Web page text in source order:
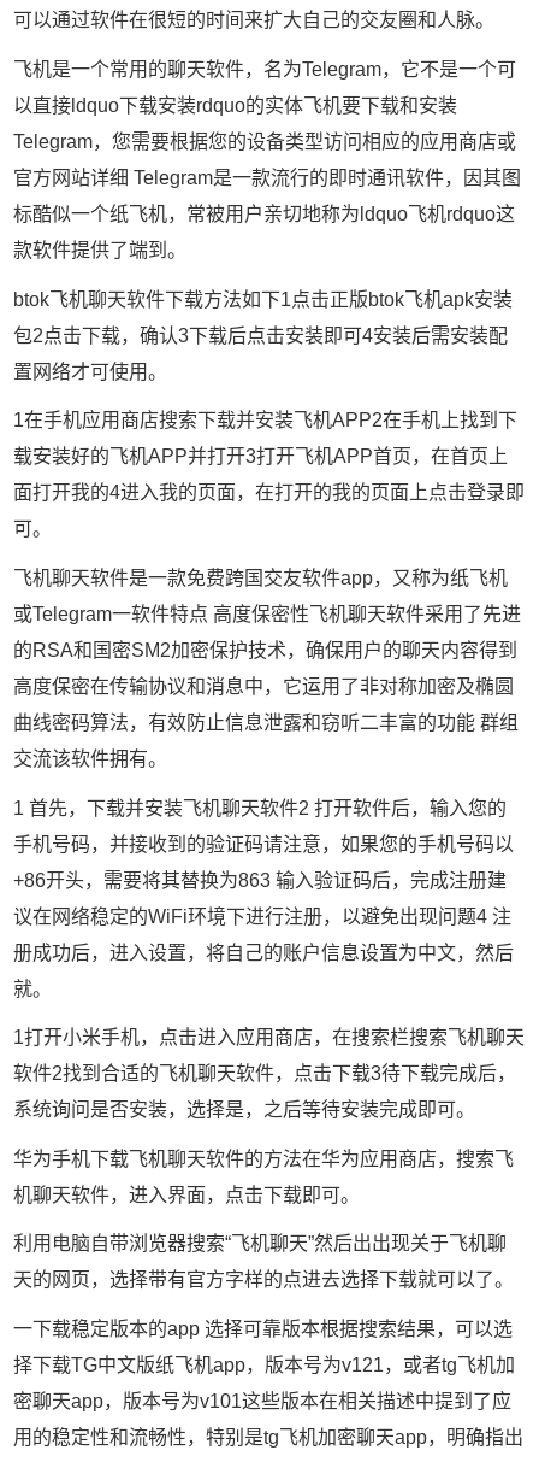
可以通过软件在很短的时间来扩大自己的交友圈和人脉。
飞机是一个常用的聊天软件，名为Telegram，它不是一个可
以直接ldquo下载安装rdquo的实体飞机要下载和安装
Telegram，您需要根据您的设备类型访问相应的应用商店或
官方网站详细 Telegram是一款流行的即时通讯软件，因其图
标酷似一个纸飞机，常被用户亲切地称为ldquo飞机rdquo这
款软件提供了端到。
btok飞机聊天软件下载方法如下1点击正版btok飞机apk安装
包2点击下载，确认3下载后点击安装即可4安装后需安装配
置网络才可使用。
1在手机应用商店搜索下载并安装飞机APP2在手机上找到下
载安装好的飞机APP并打开3打开飞机APP首页，在首页上
面打开我的4进入我的页面，在打开的我的页面上点击登录即
可。
飞机聊天软件是一款免费跨国交友软件app，又称为纸飞机
或Telegram一软件特点 高度保密性飞机聊天软件采用了先进
的RSA和国密SM2加密保护技术，确保用户的聊天内容得到
高度保密在传输协议和消息中，它运用了非对称加密及椭圆
曲线密码算法，有效防止信息泄露和窃听二丰富的功能 群组
交流该软件拥有。
1 首先，下载并安装飞机聊天软件2 打开软件后，输入您的
手机号码，并接收到的验证码请注意，如果您的手机号码以
+86开头，需要将其替换为863 输入验证码后，完成注册建
议在网络稳定的WiFi环境下进行注册，以避免出现问题4 注
册成功后，进入设置，将自己的账户信息设置为中文，然后
就。
1打开小米手机，点击进入应用商店，在搜索栏搜索飞机聊天
软件2找到合适的飞机聊天软件，点击下载3待下载完成后，
系统询问是否安装，选择是，之后等待安装完成即可。
华为手机下载飞机聊天软件的方法在华为应用商店，搜索飞
机聊天软件，进入界面，点击下载即可。
利用电脑自带浏览器搜索“飞机聊天”然后出出现关于飞机聊
天的网页，选择带有官方字样的点进去选择下载就可以了。
一下载稳定版本的app 选择可靠版本根据搜索结果，可以选
择下载TG中文版纸飞机app，版本号为v121，或者tg飞机加
密聊天app，版本号为v101这些版本在相关描述中提到了应
用的稳定性和流畅性，特别是tg飞机加密聊天app，明确指出